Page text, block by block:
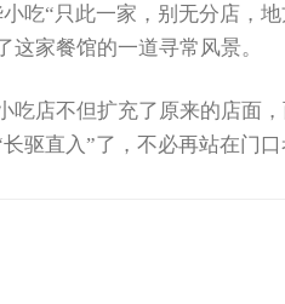
吃“只此一家，别无分店，
这家餐馆的一道寻常风景。
吃店不但扩充了原来的店面
驱直入”了，不必再站在门